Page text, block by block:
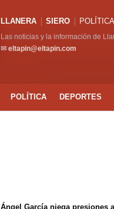
LLANERA SIERO POLÍTICA
Las noticias y la información de
✉ eltapin@eltapin.com
POLÍTICA DEPORTES
Ángel García niega presiones